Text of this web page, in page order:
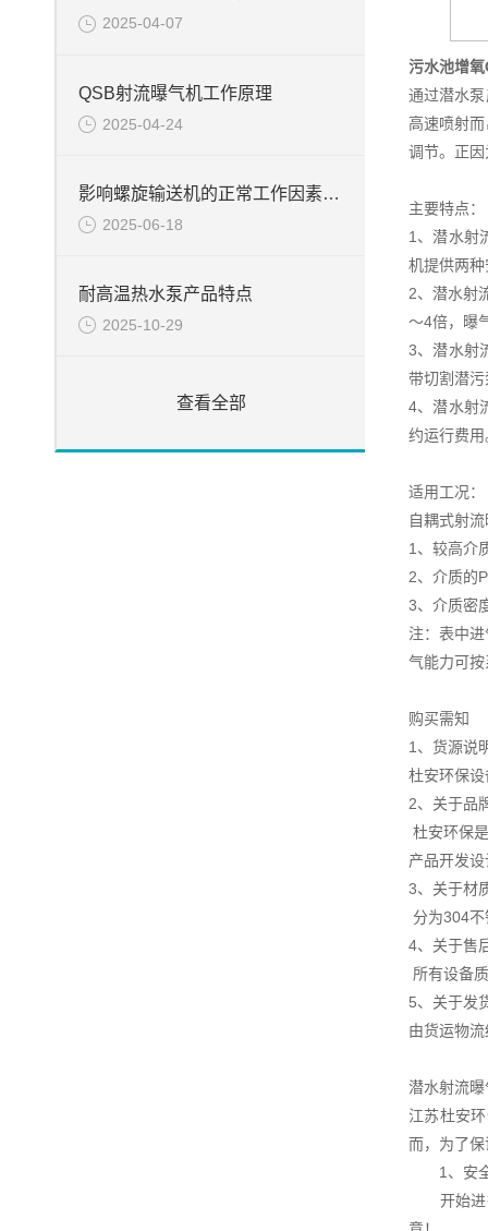
2025-04-07
QSB射流曝气机工作原理
2025-04-24
影响螺旋输送机的正常工作因素分析
2025-06-18
耐高温热水泵产品特点
2025-10-29
查看全部
污水池增
通过潜水
高速喷射
调节。正
主要特点：
1、潜水射
机提供两
2、潜水射
～4倍，曝
3、潜水射
带切割潜
4、潜水射
约运行费用
适用工况：
自耦式射
1、较高介
2、介质的
3、介质密
注：表中
气能力可
购买需知
1、货源说
杜安环保
2、关于品
杜安环保
产品开发
3、关于材
分为304
4、关于售
所有设备
5、关于发
由货运物
潜水射流
江苏杜安
而，为了
1、安全
开始进行